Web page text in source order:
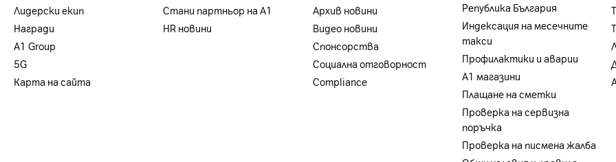
Лидерски екип
Награди
А1 Group
5G
Карта на сайта
Стани партньор на А1
HR новини
Архив новини
Видео новини
Спонсорства
Социална отговорност
Compliance
Република България
Индексация на месечните
такси
Профилактики и аварии
А1 магазини
Плащане на сметки
Проверка на сервизна
поръчка
Проверка на писмена жалба